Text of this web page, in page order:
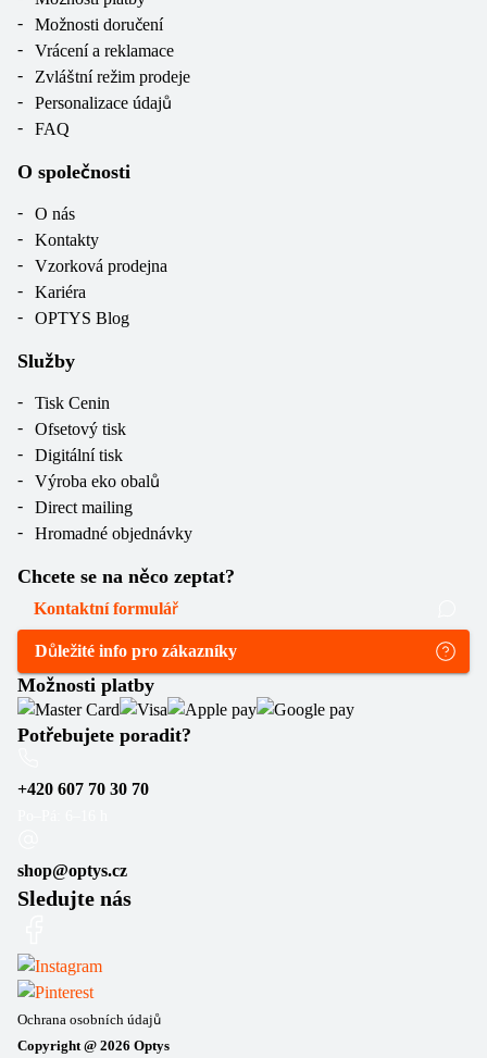
Možnosti doručení
Vrácení a reklamace
Zvláštní režim prodeje
Personalizace údajů
FAQ
O společnosti
O nás
Kontakty
Vzorková prodejna
Kariéra
OPTYS Blog
Služby
Tisk Cenin
Ofsetový tisk
Digitální tisk
Výroba eko obalů
Direct mailing
Hromadné objednávky
Chcete se na něco zeptat?
Kontaktní formulář
Důležité info pro zákazníky
Možnosti platby
Potřebujete poradit?
+420 607 70 30 70
shop@optys.cz
Sledujte nás
Ochrana osobních údajů
Copyright @ 2026 Optys